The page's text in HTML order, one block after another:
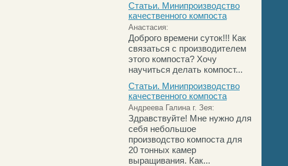
Статьи. Минипроизводство
качественного компоста
Анастасия:
Доброго времени суток!!! Как
связаться с производителем
этого компоста? Хочу
научиться делать компост...
Статьи. Минипроизводство
качественного компоста
Андреева Галина г. Зея:
Здравствуйте! Мне нужно для
себя небольшое
производство компоста для
20 тонных камер
выращивания. Как...